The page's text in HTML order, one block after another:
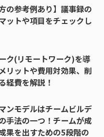
方の参考例あり】議事録の
ットや項目をチェックし
ク(リモートワーク)を導
リットや費用対効果、削
経費を解説！
ンモデルはチームビルデ
手法の一つ！チームが成
果を出すための5段階の